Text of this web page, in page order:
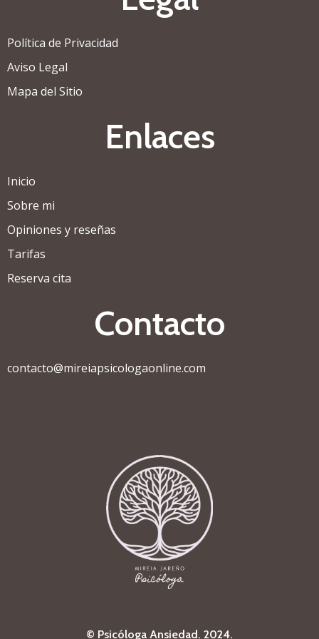
Política de Privacidad
Aviso Legal
Mapa del Sitio
Enlaces
Inicio
Sobre mi
Opiniones y reseñas
Tarifas
Reserva cita
Contacto
contacto@mireiapsicologaonline.com
© Psicóloga Ansiedad. 2024.